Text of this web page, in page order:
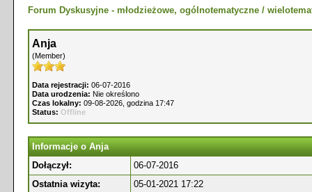
Forum Dyskusyjne - młodzieżowe, ogólnotematyczne /
Anja
(Member)
Data rejestracji: 06-07-2016
Data urodzenia: Nie określono
Czas lokalny: 09-08-2026, godzina 17:47
Status: Offline
Informacje o Anja
Dołączył:
06-07-2016
Ostatnia wizyta:
05-01-2021 17:22